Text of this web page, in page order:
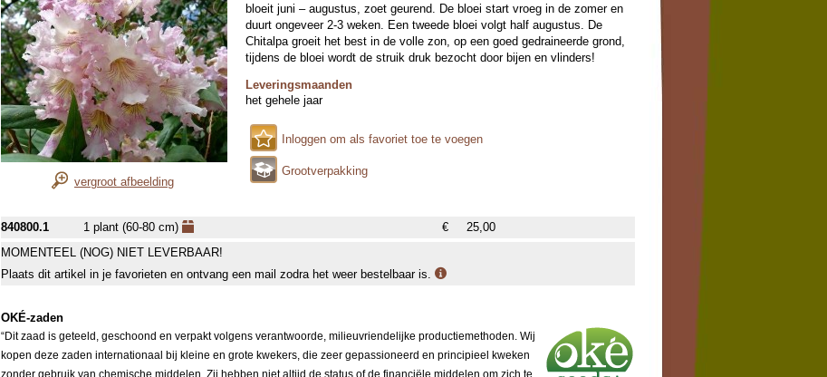
vergroot afbeelding
bloeit juni – augustus, zoet geurend. De bloei start vroeg in de zomer en
duurt ongeveer 2-3 weken. Een tweede bloei volgt half augustus. De
Chitalpa groeit het best in de volle zon, op een goed gedraineerde grond,
tijdens de bloei wordt de struik druk bezocht door bijen en vlinders!
Leveringsmaanden
het gehele jaar
Inloggen om als favoriet toe te voegen
Grootverpakking
840800.1 1 plant (60-80 cm) €
25,00
MOMENTEEL (NOG) NIET LEVERBAAR!
Plaats dit artikel in je favorieten en ontvang een mail zodra het weer bestelbaar is.
OKÉ-zaden
“Dit zaad is geteeld, geschoond en verpakt volgens verantwoorde, milieuvriendelijke productiemethoden. Wij
kopen deze zaden internationaal bij kleine en grote kwekers, die zeer gepassioneerd en principieel kweken
zonder gebruik van chemische middelen. Zij hebben niet altijd de status of de financiële middelen om zich te